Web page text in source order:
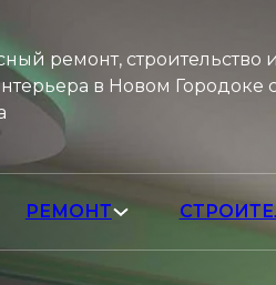
ремонт, строительство и
в Новом Городоке
РЕМОНТ